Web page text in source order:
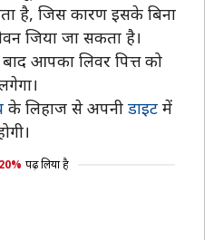
है, जिस कारण इसके बिना
जिया जा सकता है।
आपका लिवर पित्त को
के लिहाज से अपनी डाइट में
20% पढ़ लिया है